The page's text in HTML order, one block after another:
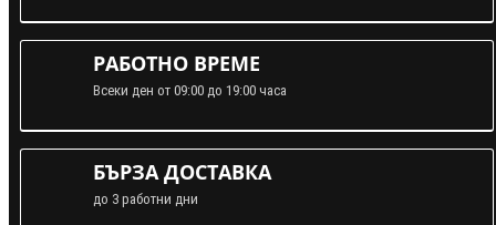
РАБОТНО ВРЕМЕ
Всеки ден от 09:00 до 19:00 часа
БЪРЗА ДОСТАВКА
до 3 работни дни